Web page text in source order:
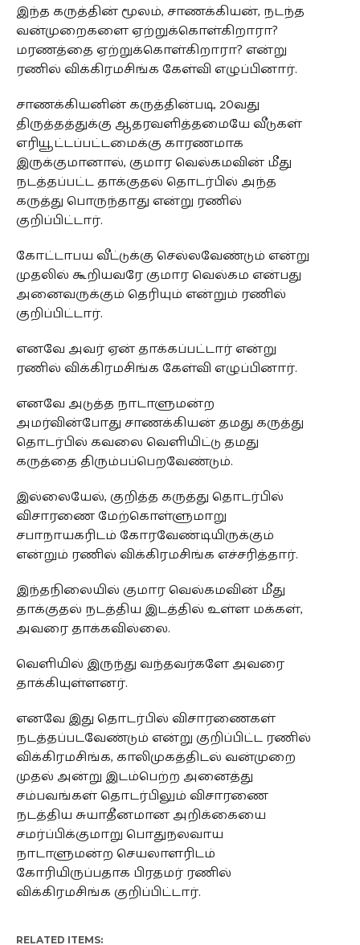
இந்த கருத்தின் மூலம், சாணக்கியன், நடந்த
வன்முறைகளை ஏற்றுக்கொள்கிறாரா?
மரணத்தை ஏற்றுக்கொள்கிறாரா? என்று
ரணில் விக்கிரமசிங்க கேள்வி எழுப்பினார்.
சாணக்கியனின் கருத்தின்படி, 20வது
திருத்தத்துக்கு ஆதரவளித்தமையே வீடுகள்
எரியூட்டப்பட்டமைக்கு காரணமாக
இருக்குமானால், குமார வெல்கமவின் மீது
நடத்தப்பட்ட தாக்குதல் தொடர்பில் அந்த
கருத்து பொருந்தாது என்று ரணில்
குறிப்பிட்டார்.
கோட்டாபய வீட்டுக்கு செல்லவேண்டும் என்று
முதலில் கூறியவரே குமார வெல்கம என்பது
அனைவருக்கும் தெரியும் என்றும் ரணில்
குறிப்பிட்டார்.
எனவே அவர் ஏன் தாக்கப்பட்டார் என்று
ரணில் விக்கிரமசிங்க கேள்வி எழுப்பினார்.
எனவே அடுத்த நாடாளுமன்ற
அமர்வின்போது சாணக்கியன் தமது கருத்து
தொடர்பில் கவலை வெளியிட்டு தமது
கருத்தை திரும்பப்பெறவேண்டும்.
இல்லையேல், குறித்த கருத்து தொடர்பில்
விசாரணை மேற்கொள்ளுமாறு
சபாநாயகரிடம் கோரவேண்டியிருக்கும்
என்றும் ரணில் விக்கிரமசிங்க எச்சரித்தார்.
இந்தநிலையில் குமார வெல்கமவின் மீது
தாக்குதல் நடத்திய இடத்தில் உள்ள மக்கள்,
அவரை தாக்கவில்லை.
வெளியில் இருந்து வந்தவர்களே அவரை
தாக்கியுள்ளனர்.
எனவே இது தொடர்பில் விசாரணைகள்
நடத்தப்படவேண்டும் என்று குறிப்பிட்ட ரணில்
விக்கிரமசிங்க, காலிமுகத்திடல் வன்முறை
முதல் அன்று இடம்பெற்ற அனைத்து
சம்பவங்கள் தொடர்பிலும் விசாரணை
நடத்திய சுயாதீனமான அறிக்கையை
சமர்ப்பிக்குமாறு பொதுநலவாய
நாடாளுமன்ற செயலாளரிடம்
கோரியிருப்பதாக பிரதமர் ரணில்
விக்கிரமசிங்க குறிப்பிட்டார்.
RELATED ITEMS: